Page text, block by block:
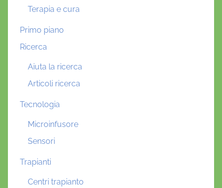
Terapia e cura
Primo piano
Ricerca
Aiuta la ricerca
Articoli ricerca
Tecnologia
Microinfusore
Sensori
Trapianti
Centri trapianto